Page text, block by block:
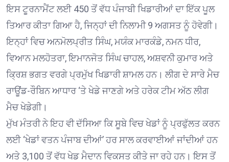
ਇਸ ਟੂਰਨਾਮੈਂਟ ਲਈ 450 ਤੋਂ ਵੱਧ ਪੰਜਾਬੀ ਖਿਡਾਰੀਆਂ ਦਾ ਇੱਕ ਪੂਲ
ਤਿਆਰ ਕੀਤਾ ਗਿਆ ਹੈ, ਜਿਨ੍ਹਾਂ ਦੀ ਨਿਲਾਮੀ 9 ਅਗਸਤ ਨੂੰ ਹੋਵੇਗੀ।
ਇਨ੍ਹਾਂ ਵਿਚ ਅਨਮੋਲਪ੍ਰੀਤ ਸਿੰਘ, ਮਯੰਕ ਮਾਰਕੰਡੇ, ਨਮਨ ਧੀਰ,
ਵਿਆਨ ਮਲਹੋਤਰਾ, ਇਮਾਨਜੋਤ ਸਿੰਘ ਚਾਹਲ, ਅਸ਼ਵਨੀ ਕੁਮਾਰ ਅਤੇ
ਕ੍ਰਿਸ਼ ਭਗਤ ਵਰਗੇ ਪ੍ਰਮੁੱਖ ਖਿਡਾਰੀ ਸ਼ਾਮਲ ਹਨ। ਲੀਗ ਦੇ ਸਾਰੇ ਮੈਚ
ਰਾਊਂਡ-ਰੌਬਿਨ ਆਧਾਰ ‘ਤੇ ਖੇਡੇ ਜਾਣਗੇ ਅਤੇ ਹਰੇਕ ਟੀਮ ਅੱਠ ਲੀਗ
ਮੈਚ ਖੇਡੇਗੀ।
ਮੁੱਖ ਮੰਤਰੀ ਨੇ ਇਹ ਵੀ ਦੱਸਿਆ ਕਿ ਸੂਬੇ ਵਿਚ ਖੇਡਾਂ ਨੂੰ ਪ੍ਰਫੁੱਲਤ ਕਰਨ
ਲਈ ‘ਖੇਡਾਂ ਵਤਨ ਪੰਜਾਬ ਦੀਆਂ’ ਹਰ ਸਾਲ ਕਰਵਾਈਆਂ ਜਾਂਦੀਆਂ ਹਨ
ਅਤੇ 3,100 ਤੋਂ ਵੱਧ ਖੇਡ ਮੈਦਾਨ ਵਿਕਸਤ ਕੀਤੇ ਜਾ ਰਹੇ ਹਨ। ਇਸ ਤੋਂ